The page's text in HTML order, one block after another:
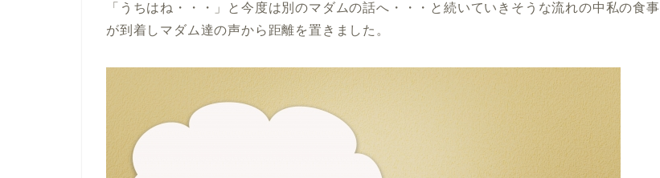
「うちはね・・・」と今度は別のマダムの話へ・・・と続いていきそうな流れの中私の食事
が到着しマダム達の声から距離を置きました。